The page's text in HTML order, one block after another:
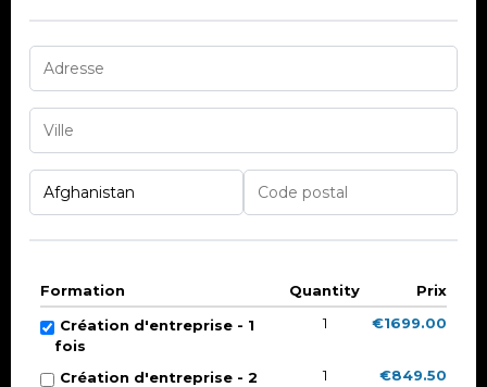
Formation Quantity
Prix
Création d'entreprise - 1
fois
1 €1699.00
Création d'entreprise - 2
1 €849.50